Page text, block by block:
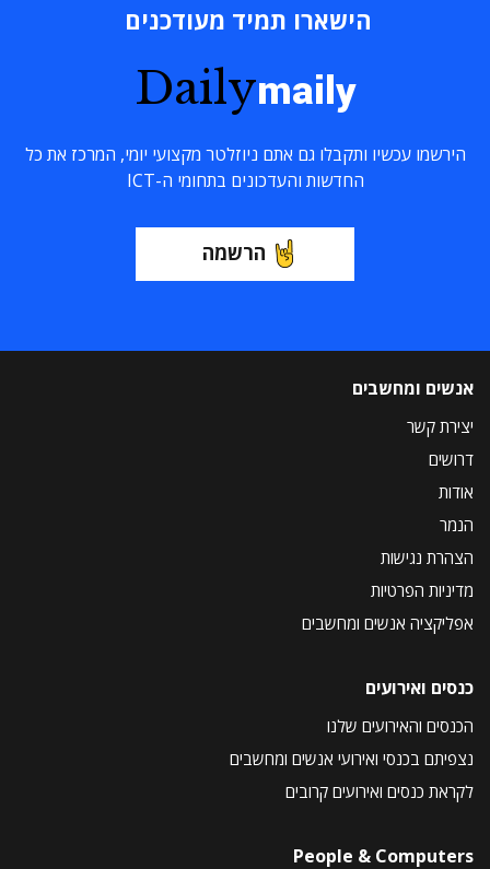
הישארו תמיד מעודכנים
Dailymaily
הירשמו עכשיו ותקבלו גם אתם ניוזלטר מקצועי יומי, המרכז את כל
החדשות והעדכונים בתחומי ה-ICT
הרשמה
אנשים ומחשבים
יצירת קשר
דרושים
אודות
הנמר
הצהרת נגישות
מדיניות הפרטיות
אפליקציה אנשים ומחשבים
כנסים ואירועים
הכנסים והאירועים שלנו
נצפיתם בכנסי ואירועי אנשים ומחשבים
לקראת כנסים ואירועים קרובים
People & Computers